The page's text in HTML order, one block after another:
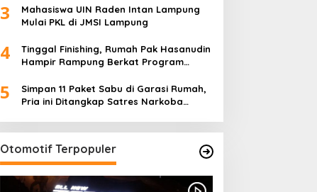
Pembangunan SDM Dimulai dari Desa
3
Mahasiswa UIN Raden Intan Lampung
Mulai PKL di JMSI Lampung
4
Tinggal Finishing, Rumah Pak Hasanudin
Hampir Rampung Berkat Program
Desa)
5
Simpan 11 Paket Sabu di Garasi Rumah,
Pria ini Ditangkap Satres Narkoba
Otomotif Terpopuler